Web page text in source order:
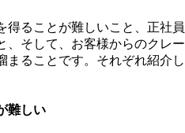
得ることが難しいこと、正社員
、そして、お客様からのクレー
まることです。それぞれ紹介し
難しい